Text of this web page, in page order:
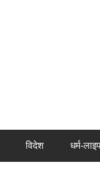
विदेश धर्म-